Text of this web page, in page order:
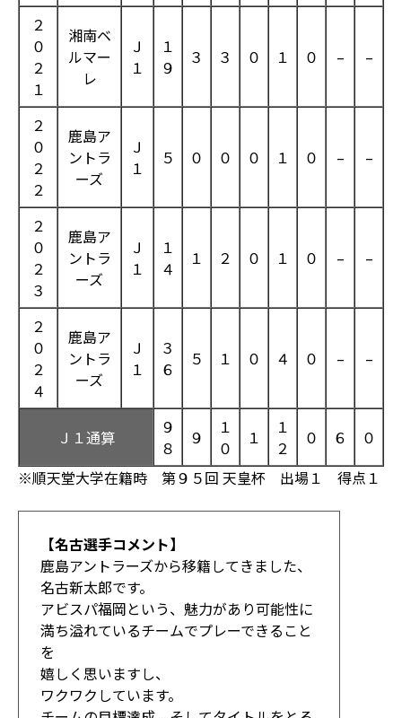
２
０
２
１
湘南ベ
ルマー
レ
Ｊ
１
１
９
３ ３ ０ １ ０ – –
２
０
２
２
鹿島ア
ントラ
ーズ
Ｊ
１
５ ０ ０ ０ １ ０ – –
２
０
２
３
鹿島ア
ントラ
ーズ
Ｊ
１
１
４
１ ２ ０ １ ０ – –
２
０
２
４
鹿島ア
ントラ
ーズ
Ｊ
１
３
６
５ １ ０ ４ ０ – –
Ｊ１通算
９
８
９
１
０
１
１
２
０ ６
０
※順天堂大学在籍時 第９５回 天皇杯 出場１ 得点１
【名古選手コメント】
鹿島アントラーズから移籍してきました、
名古新太郎です。
アビスパ福岡という、魅力があり可能性に
満ち溢れているチームでプレーできること
を
嬉しく思いますし、
ワクワクしています。